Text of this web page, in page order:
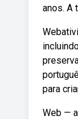
anos. A
para
Web —